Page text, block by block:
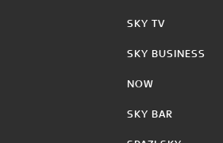
SKY TV
SKY BUSINESS
NOW
SKY BAR